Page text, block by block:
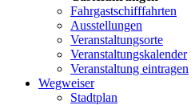
Fahrgastschifffahrten
Ausstellungen
Veranstaltungsorte
Veranstaltungskalender
Veranstaltung eintragen
Wegweiser
Stadtplan